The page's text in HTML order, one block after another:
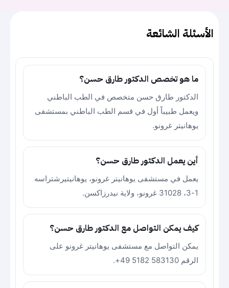
الأسئلة الشائعة
ما هو تخصص الدكتور طارق حسن؟
الدكتور طارق حسن متخصص في الطب الباطني
ويعمل طبيباً أول في قسم الطب الباطني بمستشفى
يوهانيتر غرونو.
أين يعمل الدكتور طارق حسن؟
يعمل في مستشفى يوهانيتر غرونو، يوهانيتيرشتراسه
1-3، 31028 غرونو، ولاية نيدرزاكسن.
كيف يمكن التواصل مع الدكتور طارق حسن؟
يمكن التواصل مع مستشفى يوهانيتر غرونو على
الرقم 583130 5182 49+.